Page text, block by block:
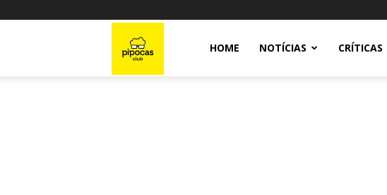
HOME NOTÍCIAS CRÍTICAS